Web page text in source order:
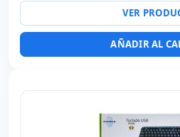
VER
AÑADIR AL